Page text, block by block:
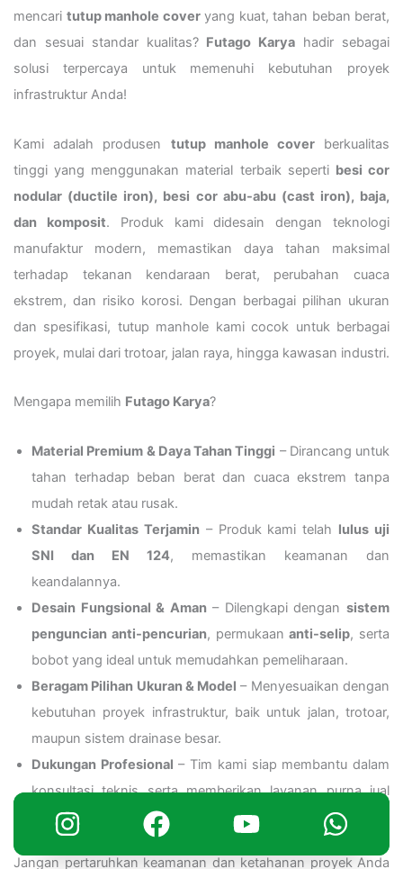
mencari tutup manhole coveryang kuat, tahan beban berat,
dan sesuai standar kualitas? Futago Karya hadir sebagai
solusi terpercaya untuk memenuhi kebutuhan proyek
infrastruktur Anda!
Kami adalah produsen tutup manhole coverberkualitas
tinggi yang menggunakan material terbaik seperti besi cor
nodular (ductile iron), besi cor abu-abu (cast iron), baja,
dan komposit. Produk kami didesain dengan teknologi
manufaktur modern, memastikan daya tahan maksimal
terhadap tekanan kendaraan berat, perubahan cuaca
ekstrem, dan risiko korosi. Dengan berbagai pilihan ukuran
dan spesifikasi, tutup manhole kami cocok untuk berbagai
proyek, mulai dari trotoar, jalan raya, hingga kawasan industri.
Mengapa memilih Futago Karya?
Material Premium & Daya Tahan Tinggi – Dirancang untuk
tahan terhadap beban berat dan cuaca ekstrem tanpa
mudah retak atau rusak.
Standar Kualitas Terjamin– Produk kami telah lulus uji
SNI dan EN 124, memastikan keamanan dan
keandalannya.
Desain Fungsional & Aman– Dilengkapi dengansistem
penguncian anti-pencurian, permukaananti-selip, serta
bobot yang ideal untuk memudahkan pemeliharaan.
Beragam Pilihan Ukuran & Model – Menyesuaikan dengan
kebutuhan proyek infrastruktur, baik untuk jalan, trotoar,
maupun sistem drainase besar.
Dukungan Profesional – Tim kami siap membantu dalam
konsultasi teknis serta memberikan layanan purna jual
terbaik.
Jangan pertaruhkan keamanan dan ketahanan proyek Anda